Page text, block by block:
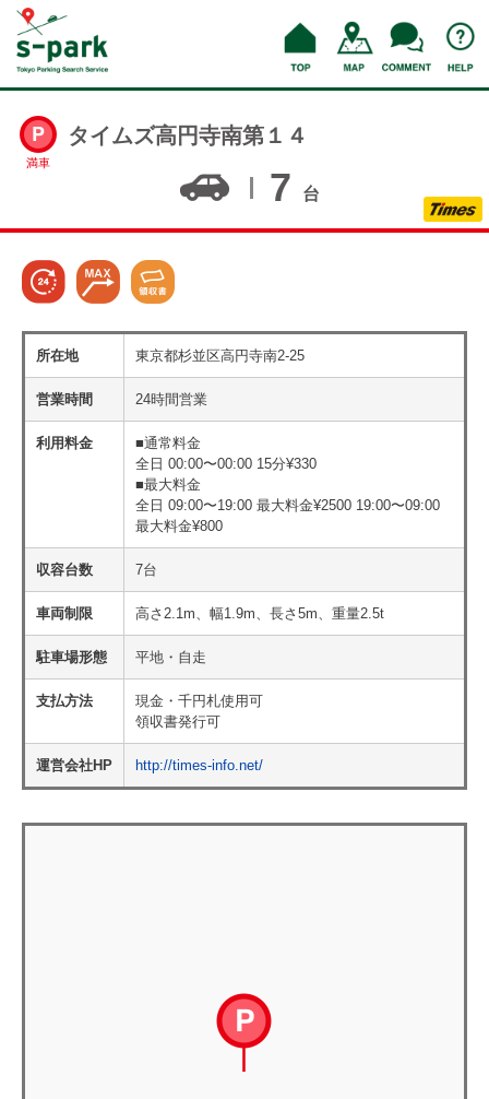
満車
タイムズ高円寺南第１４
7 台
所在地 東京都杉並区高円寺南2-25
営業時間 24時間営業
利用料金
■通常料金
全日 00:00〜00:00 15分¥330
■最大料金
全日 09:00〜19:00 最大料金¥2500 19:00〜09:00
最大料金¥800
収容台数 7台
車両制限 高さ2.1m、幅1.9m、長さ5m、重量2.5t
駐車場形態 平地・自走
支払方法
現金・千円札使用可
領収書発行可
運営会社HP http://times-info.net/